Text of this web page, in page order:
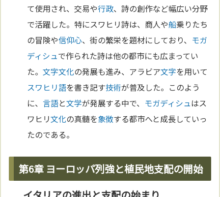
て使用され、交易や行政、詩の創作など幅広い分野
で活躍した。特にスワヒリ詩は、商人や船乗りたち
の冒険や信仰心、街の繁栄を題材にしており、 モガ
ディシュで作られた詩は他の都市にも広まってい
た。文字文化の発展も進み、アラビア文字を用いて
スワヒリ語を書き記す技術が普及した。このよう
に、言語と文学が発展する中で、 モガディシュはス
ワヒリ文化の真髄を象徴する都市へと成長していっ
たのである。
第6章 ヨーロッパ列強と植民地支配の開始